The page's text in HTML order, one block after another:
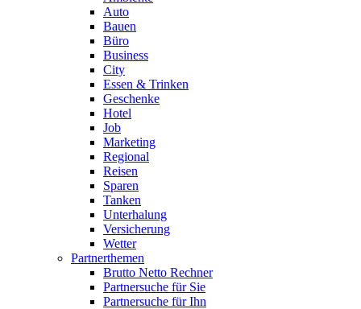
Auto
Bauen
Büro
Business
City
Essen & Trinken
Geschenke
Hotel
Job
Marketing
Regional
Reisen
Sparen
Tanken
Unterhalung
Versicherung
Wetter
Partnerthemen
Brutto Netto Rechner
Partnersuche für Sie
Partnersuche für Ihn